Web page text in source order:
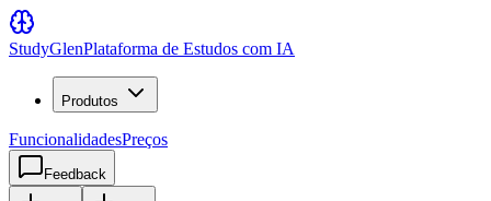
StudyGlenPlataforma de Estudos com IA
Produtos
FuncionalidadesPreços
Feedback